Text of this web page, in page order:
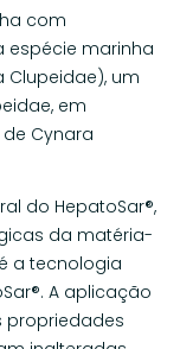
com
espécie marinha
Clupeidae), um
em
Cynara
do HepatoSar®,
da matéria-
a tecnologia
A aplicação
propriedades